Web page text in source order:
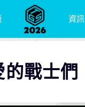
資訊
戰士們